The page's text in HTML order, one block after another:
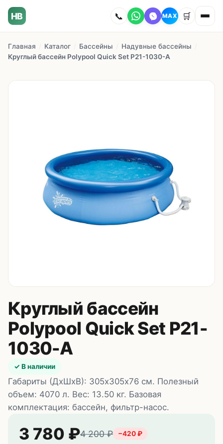
HB 📞 MAX 🛒
Главная
Как заказать
Доставка
Сотрудничество
Zakaz.HappyBaby2000@ya.ru
Главная Каталог Бассейны Надувные бассейны
Круглый бассейн Polypool Quick Set Р21-1030-А
Круглый бассейн
Polypool Quick Set Р21-
1030-А
✓ В наличии
Габариты (ДхШхВ): 305х305х76 см. Полезный
объем: 4070 л. Вес: 13.50 кг. Базовая
комплектация: бассейн, фильтр-насос.
3 780 ₽4 200₽ −420₽